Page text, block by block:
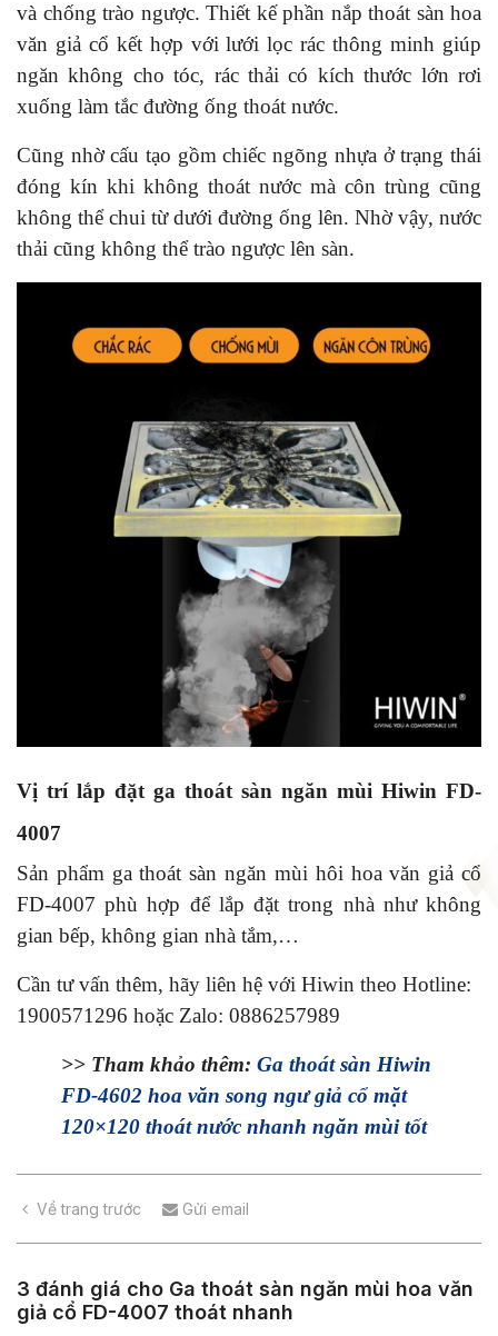
và chống trào ngược. Thiết kế phần nắp thoát sàn hoa
văn giả cổ kết hợp với lưới lọc rác thông minh giúp
ngăn không cho tóc, rác thải có kích thước lớn rơi
xuống làm tắc đường ống thoát nước.
Cũng nhờ cấu tạo gồm chiếc ngõng nhựa ở trạng thái
đóng kín khi không thoát nước mà côn trùng cũng
không thể chui từ dưới đường ống lên. Nhờ vậy, nước
thải cũng không thể trào ngược lên sàn.
Vị trí lắp đặt ga thoát sàn ngăn mùi Hiwin FD-
4007
Sản phẩm ga thoát sàn ngăn mùi hôi hoa văn giả cổ
FD-4007 phù hợp để lắp đặt trong nhà như không
gian bếp, không gian nhà tắm,…
Cần tư vấn thêm, hãy liên hệ với Hiwin theo Hotline:
1900571296 hoặc Zalo: 0886257989
>> Tham khảo thêm: Ga thoát sàn Hiwin
FD-4602 hoa văn song ngư giả cổ mặt
120×120 thoát nước nhanh ngăn mùi tốt
Về trang trước Gửi email
3 đánh giá cho Ga thoát sàn ngăn mùi hoa văn
giả cổ FD-4007 thoát nhanh